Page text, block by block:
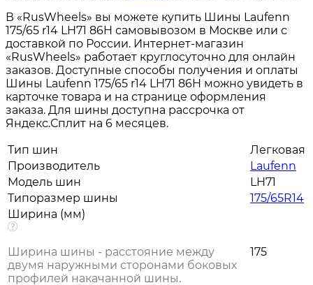
В «RusWheels» вы можете купить Шины Laufenn
175/65 r14 LH71 86H самовывозом в Москве или с
доставкой по России. Интернет-магазин
«RusWheels» работает круглосуточно для онлайн
заказов. Доступные способы получения и оплаты
Шины Laufenn 175/65 r14 LH71 86H можно увидеть в
карточке товара и на странице оформления
заказа. Для шины доступна рассрочка от
Яндекс.Сплит на 6 месяцев.
Тип шин
Легковая
Производитель
Laufenn
Модель шин
LH71
Типоразмер шины
175/65R14
Ширина (мм)
Ширина шины - расстояние между
двумя наружными сторонами боковых
профилей накачанной шины.
175